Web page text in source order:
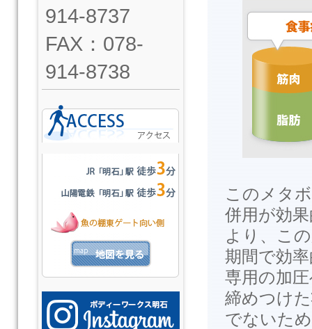
このメタ
併用が効
より、こ
期間で効
専用の加
締めつけ
でないた
914-8737
FAX：078-
914-8738